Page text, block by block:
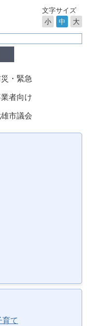
文字サイズ
小
中 大
災・緊急
者向け
市議会
育て